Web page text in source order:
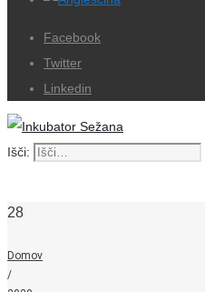
Facebook
Twitter
Linkedin
Išči:
28
Domov
/